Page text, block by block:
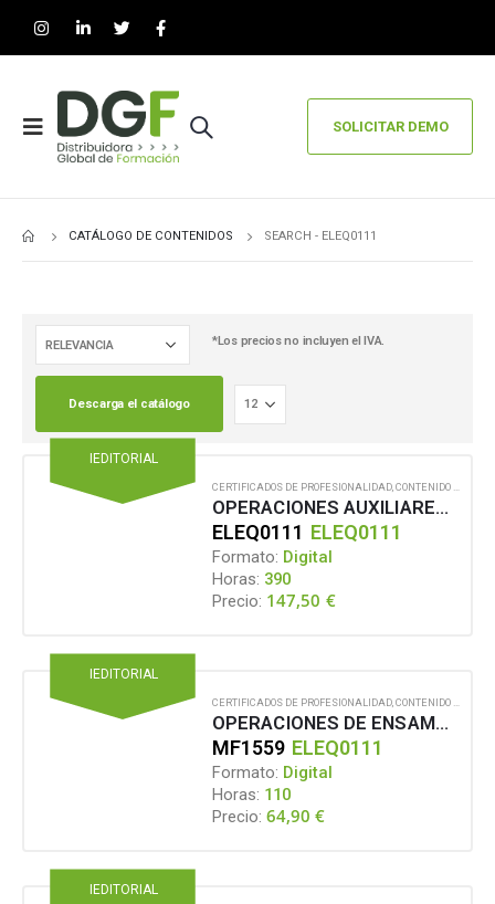
SOLICITAR DEMO
CATÁLOGO DE CONTENIDOS SEARCH - ELEQ0111
*Los precios no incluyen el IVA.
Descarga el catálogo
IEDITORIAL
CERTIFICADOS DE PROFESIONALIDAD CONTENIDO EN FORMATO DIGITAL
OPERACIONES AUXILIARES DE MONTAJE Y MANTENIMIENTO DE EQUIPOS ELÉCTRICOS Y ELECTRÓNICOS
ELEQ0111 ELEQ0111
Formato: Digital
Horas: 390
Precio: 147,50 €
IEDITORIAL
CERTIFICADOS DE PROFESIONALIDAD CONTENIDO EN FORMATO DIGITAL
OPERACIONES DE ENSAMBLADO EN EL MONTAJE DE EQUIPOS ELÉCTRICOS Y ELECTRÓNICOS
MF1559 ELEQ0111
Formato: Digital
Horas: 110
Precio: 64,90€
IEDITORIAL